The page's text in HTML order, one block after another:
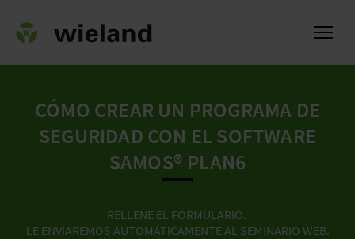
CÓMO CREAR UN PROGRAMA DE
SEGURIDAD CON EL SOFTWARE
SAMOS® PLAN6
RELLENE EL FORMULARIO.
LE ENVIAREMOS AUTOMÁTICAMENTE AL SEMINARIO WEB.